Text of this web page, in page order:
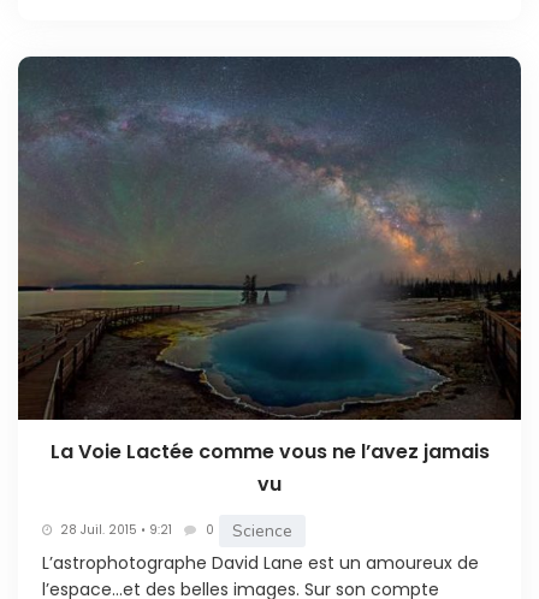
La Voie Lactée comme vous ne l’avez jamais
vu
28 Juil. 2015 • 9:21 0 Science
L’astrophotographe David Lane est un amoureux de
l’espace…et des belles images. Sur son compte